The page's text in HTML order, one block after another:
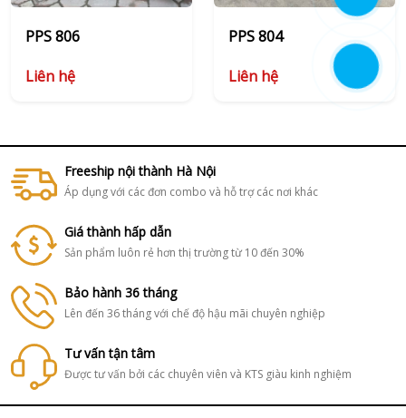
PPS 806
Liên hệ
PPS 804
Liên hệ
Freeship nội thành Hà Nội
Áp dụng với các đơn combo và hỗ trợ các nơi khác
Giá thành hấp dẫn
Sản phẩm luôn rẻ hơn thị trường từ 10 đến 30%
Bảo hành 36 tháng
Lên đến 36 tháng với chế độ hậu mãi chuyên nghiệp
Tư vấn tận tâm
Được tư vấn bởi các chuyên viên và KTS giàu kinh nghiệm